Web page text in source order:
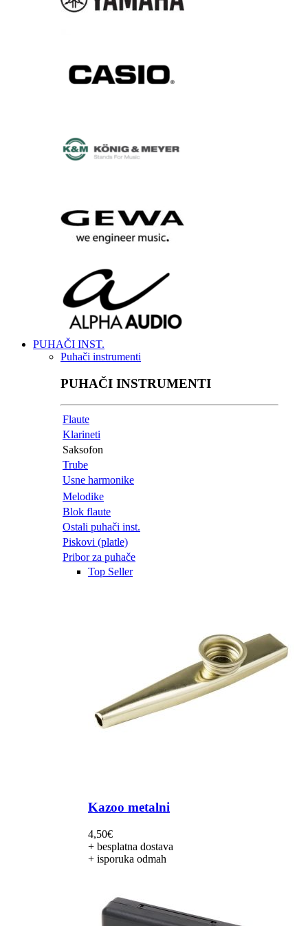
PUHAČI INST.
Puhači instrumenti
PUHAČI INSTRUMENTI
Flaute
Klarineti
Saksofon
Trube
Usne harmonike
Melodike
Blok flaute
Ostali puhači inst.
Piskovi (platle)
Pribor za puhače
Top Seller
Kazoo metalni
4,50€
+ besplatna dostava
+ isporuka odmah